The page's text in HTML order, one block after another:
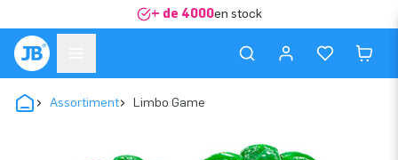
+ de 4000en stock
Assortiment Limbo Game